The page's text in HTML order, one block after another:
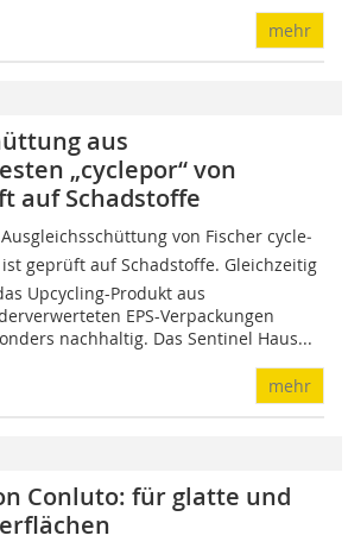
mehr
aus
„cycle­por“ von
auf Schadstoffe
von Fischer cycle­
ist geprüft auf Schadstoffe. Gleichzeitig
Upcycling-Produkt aus
EPS-Verpackungen
nachhaltig. Das Sentinel Haus...
mehr
Conluto: für glatte und